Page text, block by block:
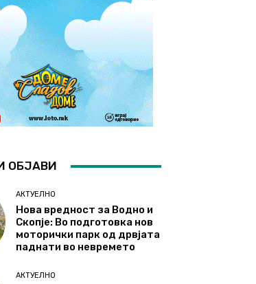
ОБЈАВИ
АКТУЕЛНО
Нова вредност за Водно и
Скопје: Во подготовка нов
моторички парк од дрвјата
паднати во невремето
АКТУЕЛНО